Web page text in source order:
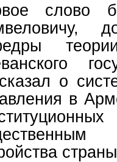
слово
о
в